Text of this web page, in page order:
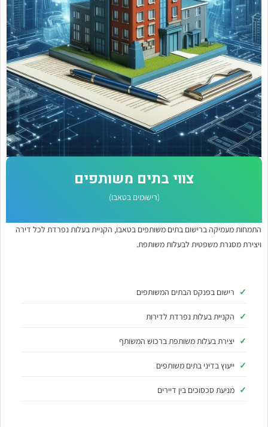
צווי בתים משותפים
(רישומים בטאבו)
התמחות מעמיקה ברישום בתים משותפים בטאבו, הקניית בעלות נפרדת לכל דירה
ויצירת מסגרת משפטית לבעלות משותפת.
רישום בפנקס הבתים המשותפים
הקניית בעלות נפרדת לדירות
יצירת בעלות משותפת ברכוש המשותף
ייעוץ בדיני בתים משותפים
מניעת סכסוכים בין דיירים